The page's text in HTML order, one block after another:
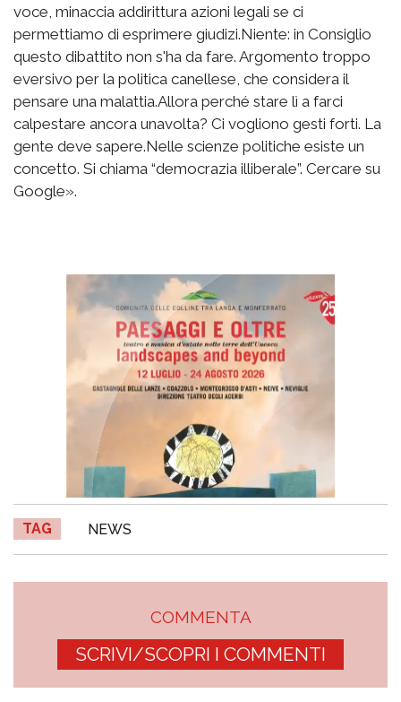
voce, minaccia addirittura azioni legali se ci
permettiamo di esprimere giudizi.Niente: in Consiglio
questo dibattito non s'ha da fare. Argomento troppo
eversivo per la politica canellese, che considera il
pensare una malattia.Allora perché stare lì a farci
calpestare ancora unavolta? Ci vogliono gesti forti. La
gente deve sapere.Nelle scienze politiche esiste un
concetto. Si chiama “democrazia illiberale”. Cercare su
Google».
TAG NEWS
COMMENTA
SCRIVI/SCOPRI I COMMENTI